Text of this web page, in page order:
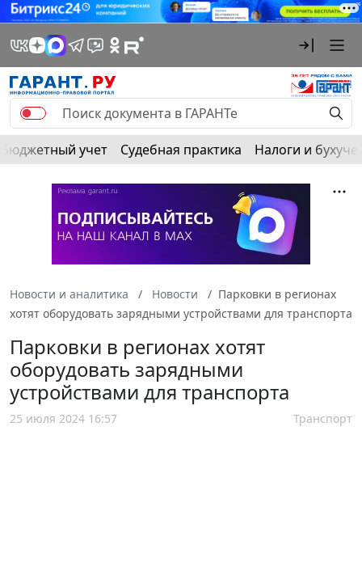
Бюджетный учет Судебная практика Налоги и
Новости и аналитика Новости
Парковки в регионах
хотят оборудовать зарядными устройствами для транспорта
Парковки в регионах хотят
оборудовать зарядными
устройствами для транспорта
25 июля 2024 16:57 Транспорт